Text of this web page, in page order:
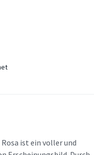
ist ein voller und